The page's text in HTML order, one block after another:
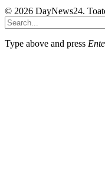
© 2026 DayNews24.
Type above and press